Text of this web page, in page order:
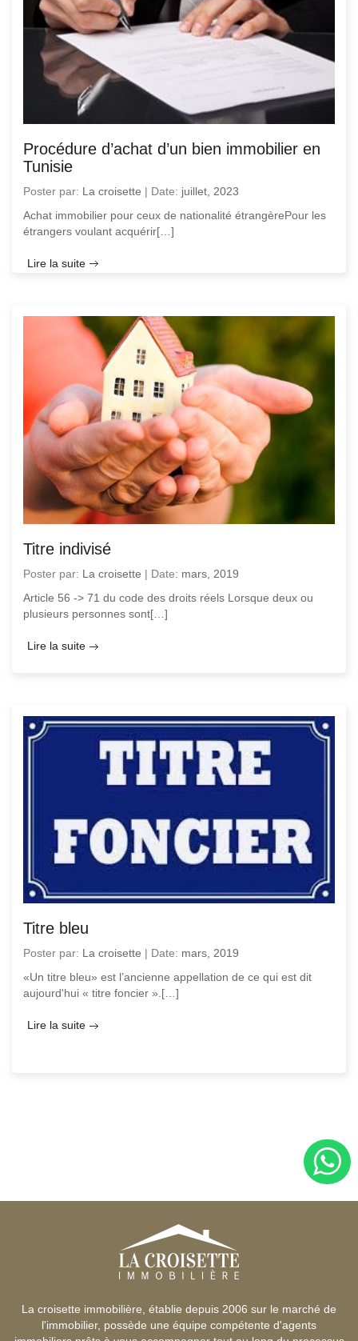
Procédure d’achat d’un bien immobilier en
Tunisie
Poster par: La croisette | Date: juillet, 2023
Achat immobilier pour ceux de nationalité étrangèrePour les
étrangers voulant acquérir[…]
Lire la suite
Titre indivisé
Poster par: La croisette | Date: mars, 2019
Article 56 -> 71 du code des droits réels Lorsque deux ou
plusieurs personnes sont[…]
Lire la suite
Titre bleu
Poster par: La croisette | Date: mars, 2019
«Un titre bleu» est l’ancienne appellation de ce qui est dit
aujourd'hui « titre foncier ».[…]
Lire la suite
La croisette immobilière, établie depuis 2006 sur le marché de
l'immobilier, possède une équipe compétente d'agents